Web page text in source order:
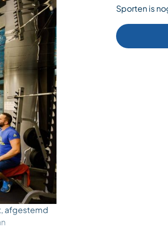
afgestemd
Sporten is